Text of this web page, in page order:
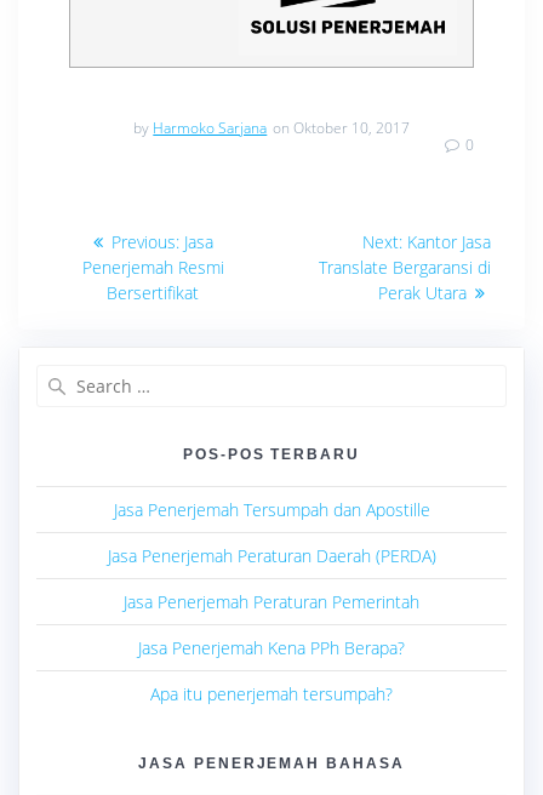
by Harmoko Sarjana on Oktober 10, 2017
0
Navigasi
pos
Previous: Previous
post:
Jasa
Penerjemah Resmi
Bersertifikat
Next: Next
post:
Kantor Jasa
Translate Bergaransi di
Perak Utara
POS-POS TERBARU
Jasa Penerjemah Tersumpah dan Apostille
Jasa Penerjemah Peraturan Daerah (PERDA)
Jasa Penerjemah Peraturan Pemerintah
Jasa Penerjemah Kena PPh Berapa?
Apa itu penerjemah tersumpah?
JASA PENERJEMAH BAHASA